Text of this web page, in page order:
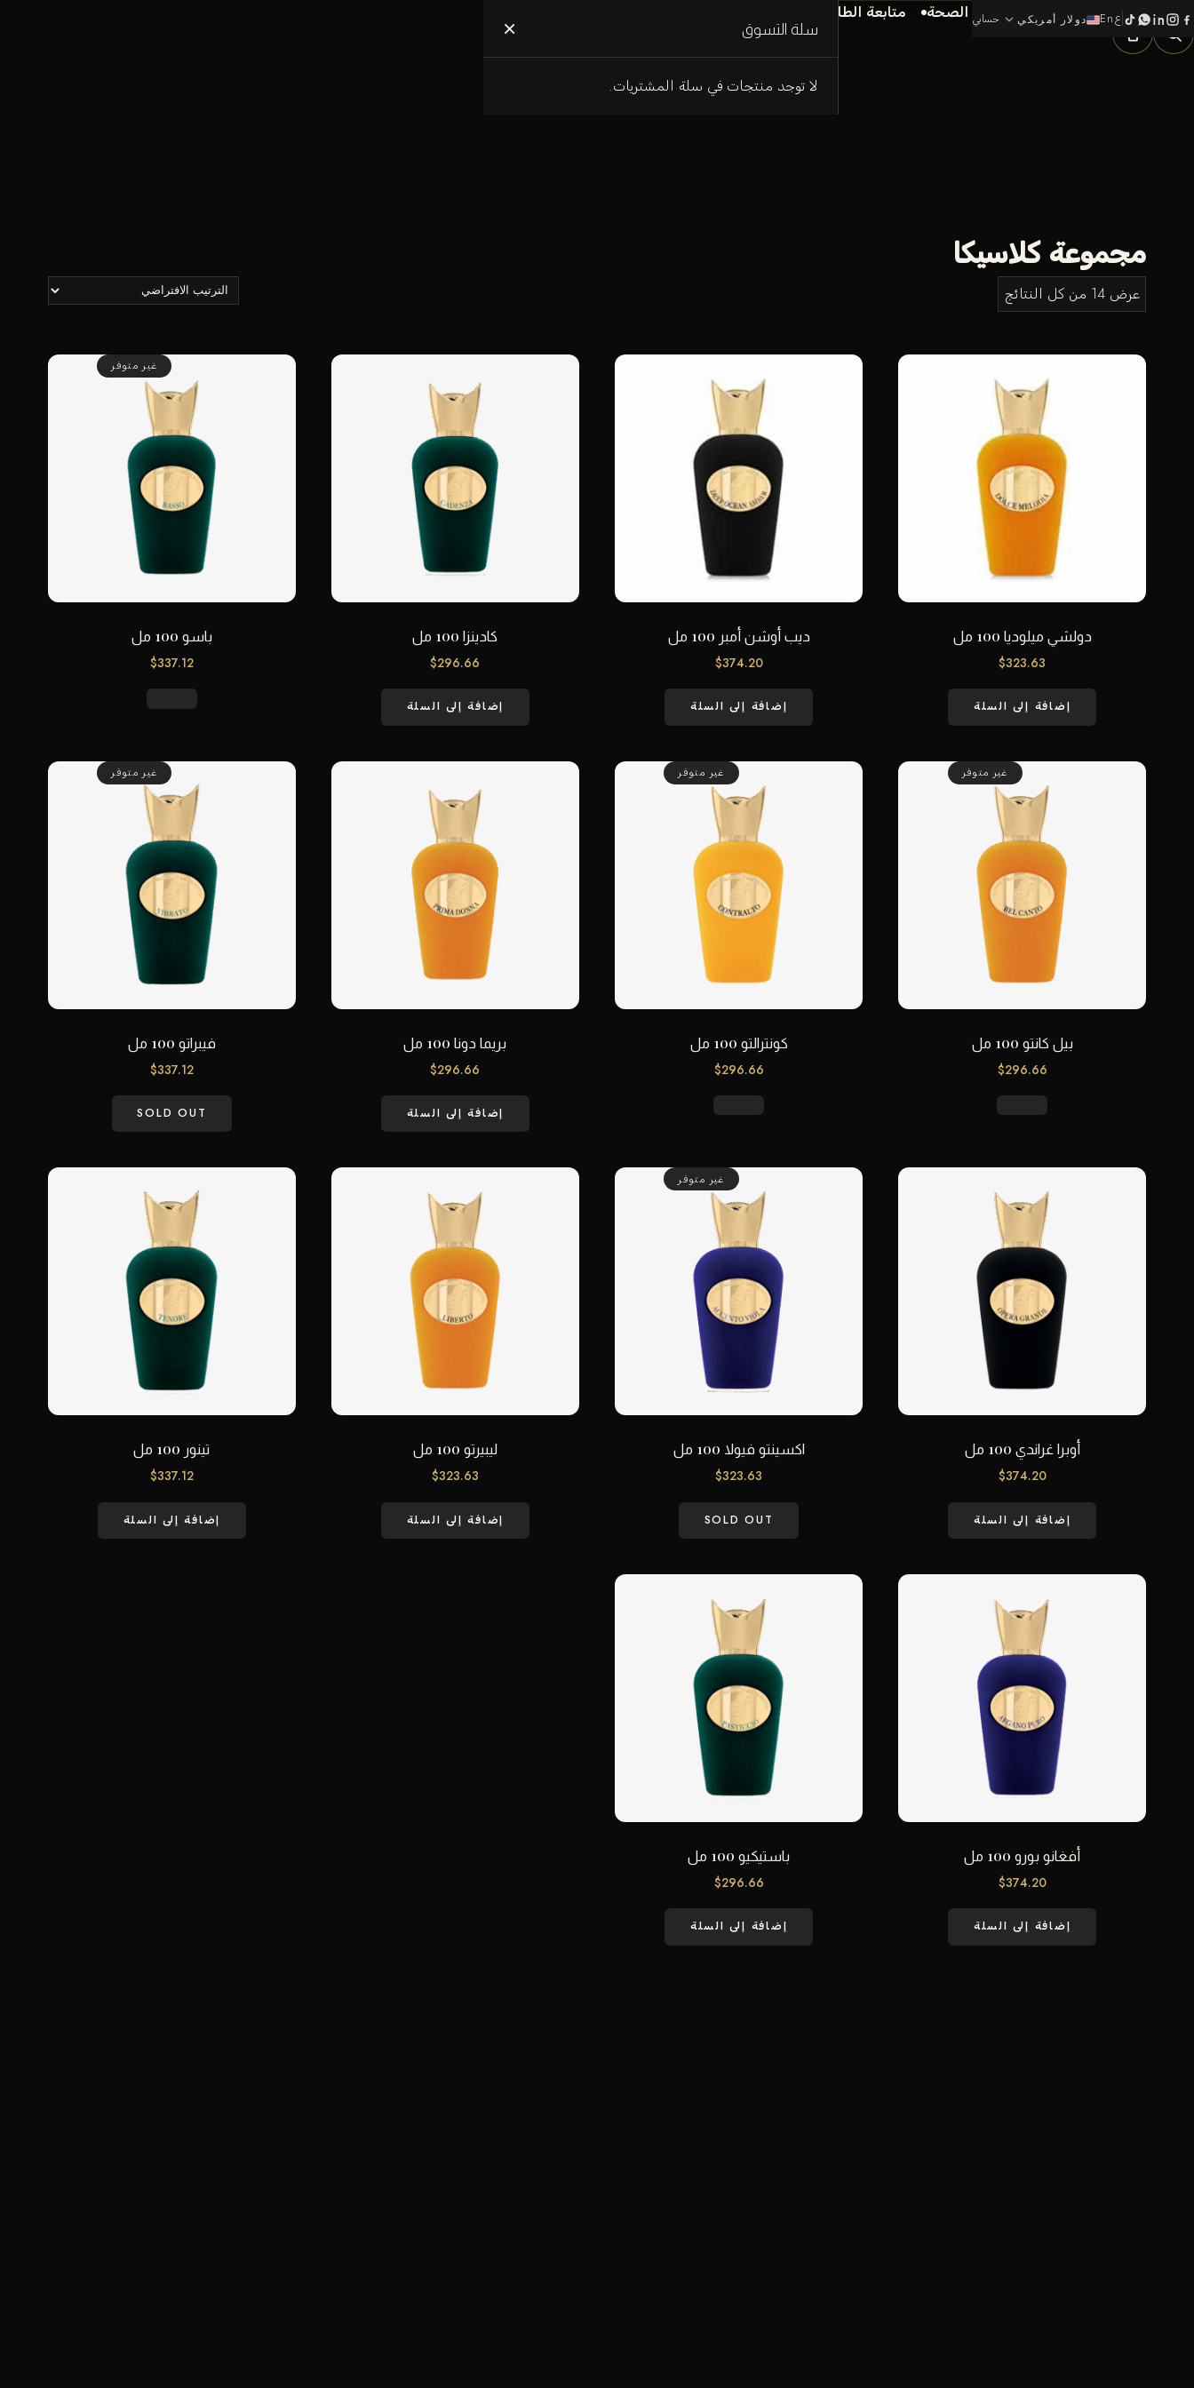
عEn دولار أمريكيexpand_more حسابي 0
الرئيسية الماركات الجمال و الصحة متابعة الطلب
سلة التسوق ×
لا توجد منتجات في سلة المشتريات.
مجموعة كلاسيكا
عرض ⁦14⁩ من كل النتائج
دولشي ميلوديا 100 مل
$323.63
إضافة إلى السلة
ديب أوشن أمبر 100 مل
$374.20
إضافة إلى السلة
كادينزا 100 مل
$296.66
إضافة إلى السلة
غير متوفر
باسو 100 مل
$337.12
غير متوفر
بيل كانتو 100 مل
$296.66
غير متوفر
كونترالتو 100 مل
$296.66
بريما دونا 100 مل
$296.66
إضافة إلى السلة
غير متوفر
فيبراتو 100 مل
$337.12
SOLD OUT
أوبرا غراندي 100 مل
$374.20
إضافة إلى السلة
غير متوفر
اكسينتو فيولا 100 مل
$323.63
SOLD OUT
ليبيرتو 100 مل
$323.63
إضافة إلى السلة
تينور 100 مل
$337.12
إضافة إلى السلة
أفغانو بورو 100 مل
$374.20
إضافة إلى السلة
باستيكيو 100 مل
$296.66
إضافة إلى السلة